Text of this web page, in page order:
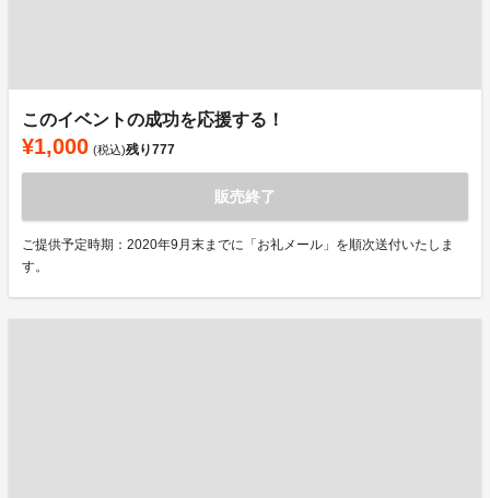
このイベントの成功を応援する！
¥1,000 (税込)残り777
販売終了
ご提供予定時期：2020年9月末までに「お礼メール」を順次送付いたしま
す。